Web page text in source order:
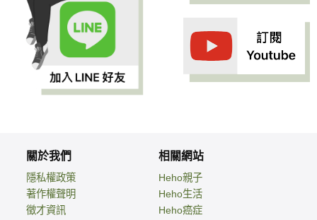
關於我們
隱私權政策
著作權聲明
徵才資訊
相關網站
Heho親子
Heho生活
Heho癌症